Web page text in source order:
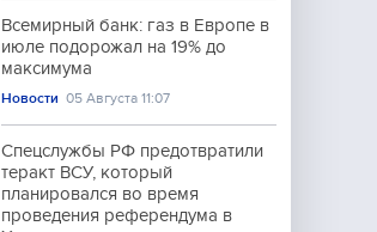
Всемирный банк: газ в Европе в
июле подорожал на 19% до
максимума
Новости 05 Августа 11:07
Спецслужбы РФ предотвратили
теракт ВСУ, который
планировался во время
проведения референдума в